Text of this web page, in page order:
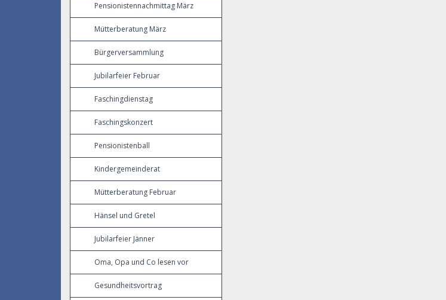
Pensionistennachmittag März
Mütterberatung März
Bürgerversammlung
Jubilarfeier Februar
Faschingdienstag
Faschingskonzert
Pensionistenball
Kindergemeinderat
Mütterberatung Februar
Hänsel und Gretel
Jubilarfeier Jänner
Oma, Opa und Co lesen vor
Gesundheitsvortrag